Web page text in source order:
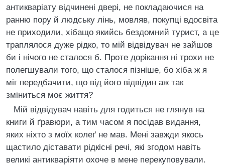
антикваріату відчинені двері, не покладаючися на
ранню пору й людську лінь, мовляв, покупці вдосвіта
не приходили, хібащо якийсь бездомний турист, а це
траплялося дуже рідко, то мій відвідувач не зайшов
би і нічого не сталося б. Проте дорікання ні трохи не
полегшували того, що сталося пізніше, бо хіба ж я
міг передбачити, що від його відвідин аж так
зміниться моє життя?
Мій відвідувач навіть для годиться не глянув на
книги й ґравюри, а тим часом я посідав видання,
яких ніхто з моїх колеґ не мав. Мені завжди якось
щастило діставати рідкісні речі, які згодом навіть
великі антикваріяти охоче в мене перекуповували.